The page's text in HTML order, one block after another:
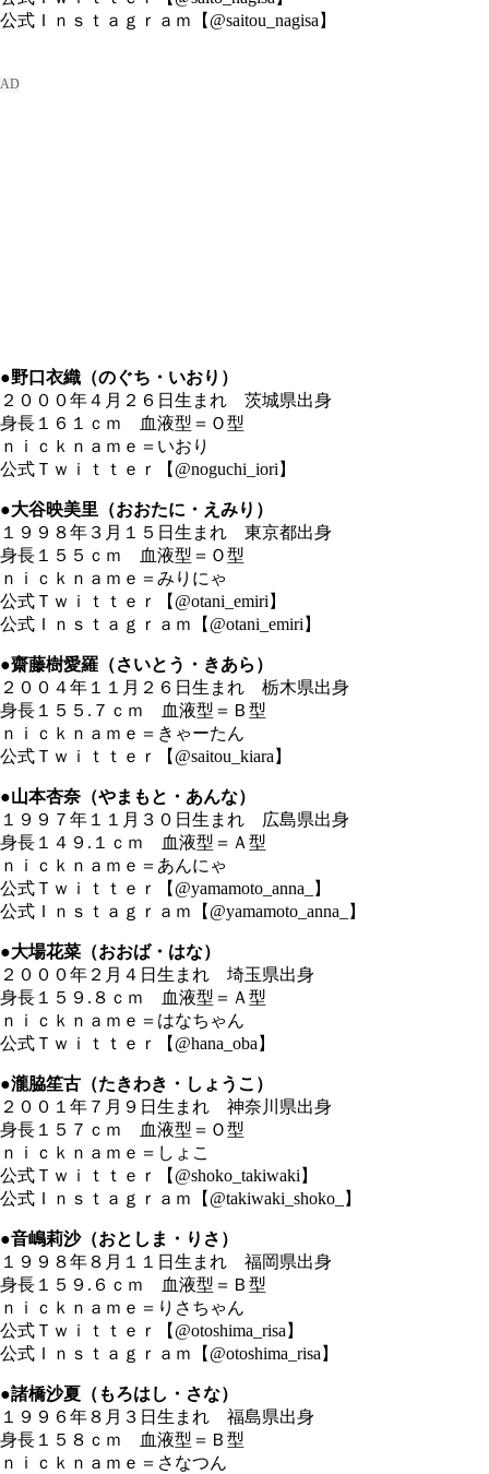
公式Ｉｎｓｔａｇｒａｍ【@saitou_nagisa】
●野口衣織（のぐち・いおり）
２０００年４月２６日生まれ 茨城県出身
身長１６１ｃｍ 血液型＝Ｏ型
ｎｉｃｋｎａｍｅ＝いおり
公式Ｔｗｉｔｔｅｒ【@noguchi_iori】
●大谷映美里（おおたに・えみり）
１９９８年３月１５日生まれ 東京都出身
身長１５５ｃｍ 血液型＝Ｏ型
ｎｉｃｋｎａｍｅ＝みりにゃ
公式Ｔｗｉｔｔｅｒ【@otani_emiri】
公式Ｉｎｓｔａｇｒａｍ【@otani_emiri】
●齋藤樹愛羅（さいとう・きあら）
２００４年１１月２６日生まれ 栃木県出身
身長１５５.７ｃｍ 血液型＝Ｂ型
ｎｉｃｋｎａｍｅ＝きゃーたん
公式Ｔｗｉｔｔｅｒ【@saitou_kiara】
●山本杏奈（やまもと・あんな）
１９９７年１１月３０日生まれ 広島県出身
身長１４９.１ｃｍ 血液型＝Ａ型
ｎｉｃｋｎａｍｅ＝あんにゃ
公式Ｔｗｉｔｔｅｒ【@yamamoto_anna_】
公式Ｉｎｓｔａｇｒａｍ【@yamamoto_anna_】
●大場花菜（おおば・はな）
２０００年２月４日生まれ 埼玉県出身
身長１５９.８ｃｍ 血液型＝Ａ型
ｎｉｃｋｎａｍｅ＝はなちゃん
公式Ｔｗｉｔｔｅｒ【@hana_oba】
●瀧脇笙古（たきわき・しょうこ）
２００１年７月９日生まれ 神奈川県出身
身長１５７ｃｍ 血液型＝Ｏ型
ｎｉｃｋｎａｍｅ＝しょこ
公式Ｔｗｉｔｔｅｒ【@shoko_takiwaki】
公式Ｉｎｓｔａｇｒａｍ【@takiwaki_shoko_】
●音嶋莉沙（おとしま・りさ）
１９９８年８月１１日生まれ 福岡県出身
身長１５９.６ｃｍ 血液型＝Ｂ型
ｎｉｃｋｎａｍｅ＝りさちゃん
公式Ｔｗｉｔｔｅｒ【@otoshima_risa】
公式Ｉｎｓｔａｇｒａｍ【@otoshima_risa】
●諸橋沙夏（もろはし・さな）
１９９６年８月３日生まれ 福島県出身
身長１５８ｃｍ 血液型＝Ｂ型
ｎｉｃｋｎａｍｅ＝さなつん